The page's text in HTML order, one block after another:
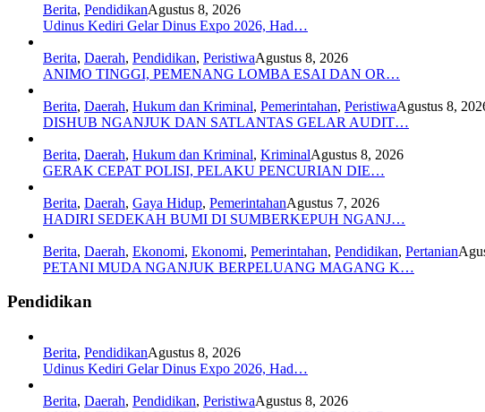
Berita, PendidikanAgustus 8, 2026
Udinus Kediri Gelar Dinus Expo 2026, Had…
Berita, Daerah, Pendidikan, PeristiwaAgustus 8, 2026
ANIMO TINGGI, PEMENANG LOMBA ESAI DAN OR…
Berita, Daerah, Hukum dan Kriminal, Pemerintahan, PeristiwaAgustus 8,
DISHUB NGANJUK DAN SATLANTAS GELAR AUDIT…
Berita, Daerah, Hukum dan Kriminal, KriminalAgustus 8, 2026
GERAK CEPAT POLISI, PELAKU PENCURIAN DIE…
Berita, Daerah, Gaya Hidup, PemerintahanAgustus 7, 2026
HADIRI SEDEKAH BUMI DI SUMBERKEPUH NGANJ…
Berita, Daerah, Ekonomi, Ekonomi, Pemerintahan, Pendidikan, Pertanian
PETANI MUDA NGANJUK BERPELUANG MAGANG K…
Pendidikan
Berita, PendidikanAgustus 8, 2026
Udinus Kediri Gelar Dinus Expo 2026, Had…
Berita, Daerah, Pendidikan, PeristiwaAgustus 8, 2026